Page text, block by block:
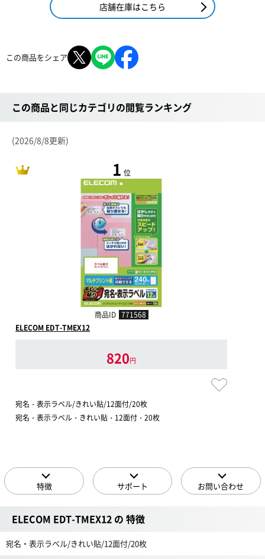
店舗在庫はこちら
この商品をシェア
この商品と同じカテゴリの閲覧ランキング
(2026/8/8更新)
1 位
商品ID 771568
ELECOM EDT-TMEX12
820円
宛名・表示ラベル/きれい貼/12面付/20枚
宛名・表示ラベル・きれい貼・12面付・20枚
特徴 サポート お問い合わせ
ELECOM EDT-TMEX12 の 特徴
宛名・表示ラベル/きれい貼/12面付/20枚